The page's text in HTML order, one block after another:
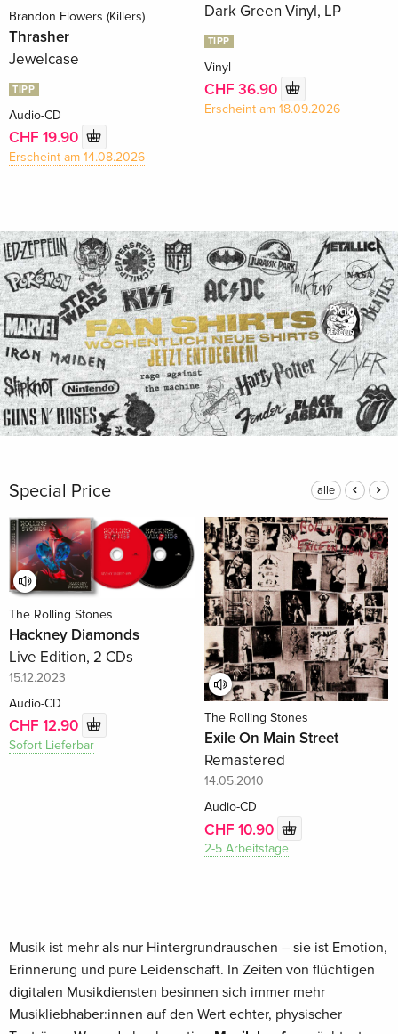
Brandon Flowers (Killers)
Thrasher
Jewelcase
TIPP
Audio-CD
CHF 19.90
Erscheint am 14.08.2026
Dark Green Vinyl, LP
TIPP
Vinyl
CHF 36.90
Erscheint am 18.09.2026
Special Price alle
The Rolling Stones
Hackney Diamonds
Live Edition, 2 CDs
15.12.2023
Audio-CD
CHF 12.90
Sofort Lieferbar
The Rolling Stones
Exile On Main Street
Remastered
14.05.2010
Audio-CD
CHF 10.90
2-5 Arbeitstage
Musik ist mehr als nur Hintergrundrauschen – sie ist Emotion,
Erinnerung und pure Leidenschaft. In Zeiten von flüchtigen
digitalen Musikdiensten besinnen sich immer mehr
Musikliebhaber:innen auf den Wert echter, physischer